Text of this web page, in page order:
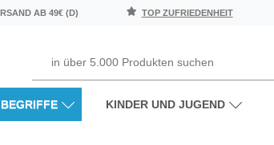
AB 49€ (D) TOP ZUFRIEDENHEIT
BEGRIFFE KINDER UND JUGEND